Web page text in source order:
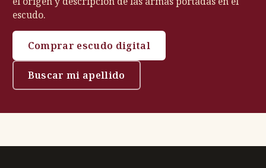
escudo.
Comprar escudo digital
Buscar mi apellido